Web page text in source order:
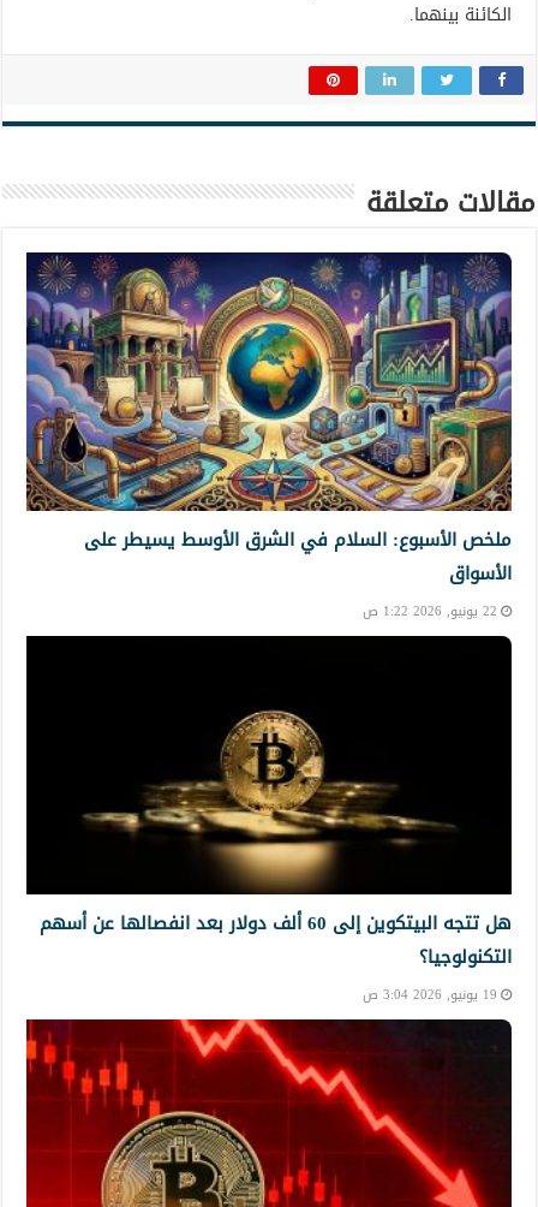
الكائنة بينهما.
مقالات متعلقة
ملخص الأسبوع: السلام في الشرق الأوسط يسيطر على
الأسواق
22 يونيو, 2026 1:22 ص
هل تتجه البيتكوين إلى 60 ألف دولار بعد انفصالها عن أسهم
التكنولوجيا؟
19 يونيو, 2026 3:04 ص